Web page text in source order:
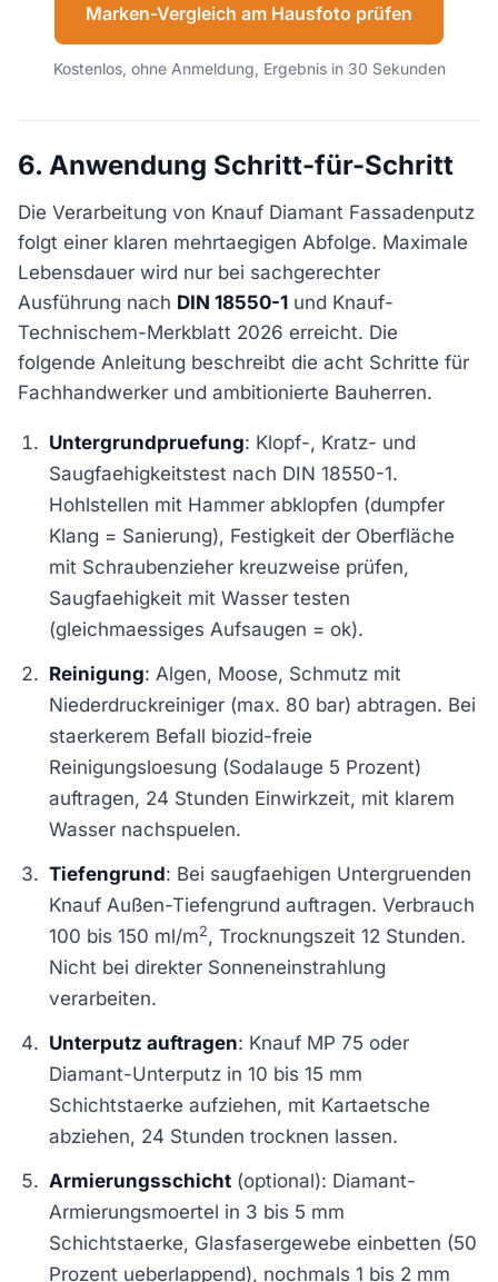
Marken-Vergleich am Hausfoto prüfen
Kostenlos, ohne Anmeldung, Ergebnis in 30 Sekunden
6. Anwendung Schritt-für-Schritt
Die Verarbeitung von Knauf Diamant Fassadenputz
folgt einer klaren mehrtaegigen Abfolge. Maximale
Lebensdauer wird nur bei sachgerechter
Ausführung nach DIN 18550-1 und Knauf-
Technischem-Merkblatt 2026 erreicht. Die
folgende Anleitung beschreibt die acht Schritte für
Fachhandwerker und ambitionierte Bauherren.
Untergrundpruefung: Klopf-, Kratz- und
Saugfaehigkeitstest nach DIN 18550-1.
Hohlstellen mit Hammer abklopfen (dumpfer
Klang = Sanierung), Festigkeit der Oberfläche
mit Schraubenzieher kreuzweise prüfen,
Saugfaehigkeit mit Wasser testen
(gleichmaessiges Aufsaugen = ok).
Reinigung: Algen, Moose, Schmutz mit
Niederdruckreiniger (max. 80 bar) abtragen. Bei
staerkerem Befall biozid-freie
Reinigungsloesung (Sodalauge 5 Prozent)
auftragen, 24 Stunden Einwirkzeit, mit klarem
Wasser nachspuelen.
Tiefengrund: Bei saugfaehigen Untergruenden
Knauf Außen-Tiefengrund auftragen. Verbrauch
100 bis 150 ml/m2, Trocknungszeit 12 Stunden.
Nicht bei direkter Sonneneinstrahlung
verarbeiten.
Unterputz auftragen: Knauf MP 75 oder
Diamant-Unterputz in 10 bis 15 mm
Schichtstaerke aufziehen, mit Kartaetsche
abziehen, 24 Stunden trocknen lassen.
Armierungsschicht (optional): Diamant-
Armierungsmoertel in 3 bis 5 mm
Schichtstaerke, Glasfasergewebe einbetten (50
Prozent ueberlappend), nochmals 1 bis 2 mm